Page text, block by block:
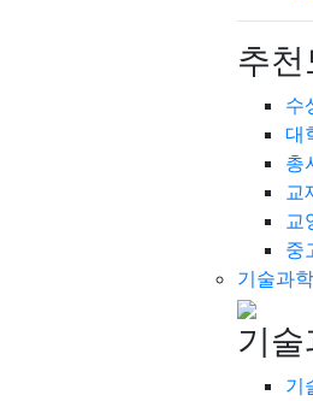
추천
수
대
총
교
교
중
기술과학
기
기